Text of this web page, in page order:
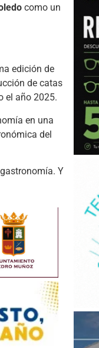
como un
edición de
de catas
el año 2025.
en una
del
Y